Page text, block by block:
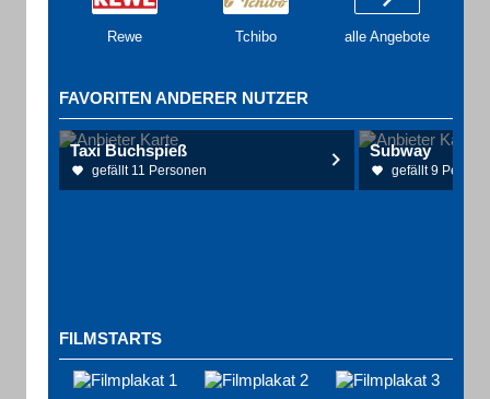
Rewe Tchibo alle Angebote
FAVORITEN ANDERER NUTZER
Taxi Buchspieß
gefällt 11 Personen
Subway
gefällt 9
FILMSTARTS